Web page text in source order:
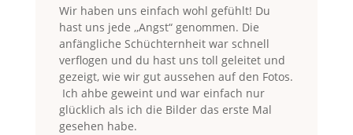
Wir haben uns einfach wohl gefühlt! Du
hast uns jede ,,Angst“ genommen. Die
anfängliche Schüchternheit war schnell
verflogen und du hast uns toll geleitet und
gezeigt, wie wir gut aussehen auf den Fotos.
Ich ahbe geweint und war einfach nur
glücklich als ich die Bilder das erste Mal
gesehen habe.